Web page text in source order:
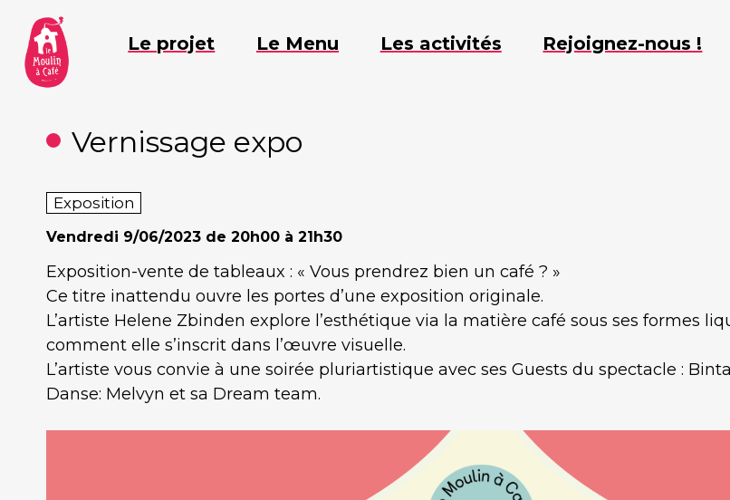
contenu
Le projet Le Menu Les activités Rejoignez-nous !
Vernissage expo
Exposition
Vendredi 9/06/2023 de 20h00 à 21h30
Exposition-vente de tableaux : « Vous prendrez bien un café ? »
Ce titre inattendu ouvre les portes d’une exposition originale.
L’artiste Helene Zbinden explore l’esthétique via la matière café sous ses formes
comment elle s’inscrit dans l’œuvre visuelle.
L’artiste vous convie à une soirée pluriartistique avec ses Guests du spectacle :
Danse: Melvyn et sa Dream team.